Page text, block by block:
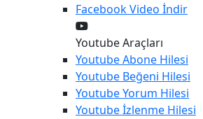
FacebookVideo İndir
Youtube Araçları
YoutubeAbone Hilesi
Youtube Beğeni Hilesi
YoutubeYorum Hilesi
Youtubeİzlenme Hilesi